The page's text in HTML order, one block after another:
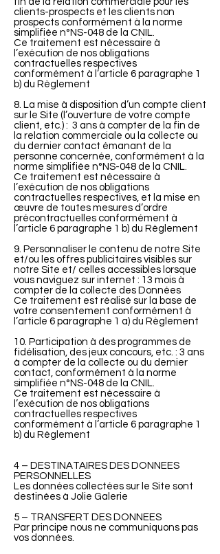
clients-prospects et les clients non
prospects conformément à la norme
simplifiée n°NS-048 de la CNIL.
Ce traitement est nécessaire à
l’exécution de nos obligations
contractuelles respectives
conformément à l’article 6 paragraphe 1
b) du Règlement
8. La mise à disposition d’un compte client
sur le Site (l’ouverture de votre compte
client, etc.) : 3 ans à compter de la fin de
la relation commerciale ou la collecte ou
du dernier contact émanant de la
personne concernée, conformément à la
norme simplifiée n°NS-048 de la CNIL.
Ce traitement est nécessaire à
l’exécution de nos obligations
contractuelles respectives, et la mise en
œuvre de toutes mesures d’ordre
précontractuelles conformément à
l’article 6 paragraphe 1 b) du Règlement
9. Personnaliser le contenu de notre Site
et/ou les offres publicitaires visibles sur
notre Site et/ celles accessibles lorsque
vous naviguez sur internet : 13 mois à
compter de la collecte des Données
Ce traitement est réalisé sur la base de
votre consentement conformément à
l’article 6 paragraphe 1 a) du Règlement
10. Participation à des programmes de
fidélisation, des jeux concours, etc. : 3 ans
à compter de la collecte ou du dernier
contact, conformément à la norme
simplifiée n°NS-048 de la CNIL.
Ce traitement est nécessaire à
l’exécution de nos obligations
contractuelles respectives
conformément à l’article 6 paragraphe 1
b) du Règlement
4 – DESTINATAIRES DES DONNEES
PERSONNELLES
Les données collectées sur le Site sont
destinées à Jolie Galerie
5 – TRANSFERT DES DONNEES
Par principe nous ne communiquons pas
vos données.